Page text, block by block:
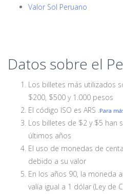
Valor Sol Peruano
Datos sobre el
Los billetes más utilizados
$200, $500 y 1.000 pesos
El código ISO es ARS .Para
Los billetes de $2 y $5 han
últimos años
El uso de monedas de
debido a su valor
En los años 90, la moneda
valía igual a 1 dólar (Ley de